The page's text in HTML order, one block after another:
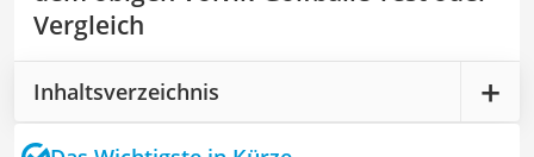
Vergleich
Inhaltsverzeichnis